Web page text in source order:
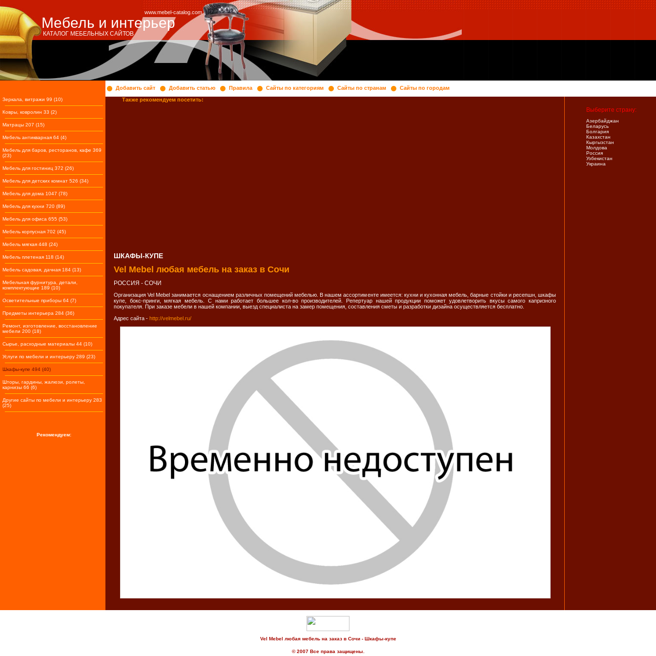
Мебель и интерьер
www.mebel-catalog.com
КАТАЛОГ МЕБЕЛЬНЫХ САЙТОВ
Зеркала, витражи 99 (10)
Ковры, ковролин 33 (2)
Матрацы 207 (15)
Мебель антикварная 64 (4)
Мебель для баров, ресторанов, кафе 369
(23)
Мебель для гостиниц 372 (26)
Мебель для детских комнат 526 (34)
Мебель для дома 1047 (78)
Мебель для кухни 720 (89)
Мебель для офиса 655 (53)
Мебель корпусная 702 (45)
Мебель мягкая 448 (24)
Мебель плетеная 118 (14)
Мебель садовая, дачная 184 (13)
Мебельная фурнитура, детали,
комплектующие 189 (10)
Осветительные приборы 64 (7)
Предметы интерьера 284 (36)
Ремонт, изготовление, восстановление
мебели 200 (18)
Сырье, расходные материалы 44 (10)
Услуги по мебели и интерьеру 289 (23)
Шкафы-купе 494 (40)
Шторы, гардины, жалюзи, ролеты,
карнизы 66 (6)
Другие сайты по мебели и интерьеру 283
(25)
Рекомендуем:
Добавить сайт Добавить статью Правила Сайты по категориям Сайты по странам
Сайты по городам
Также рекомендуем посетить:
ШКАФЫ-КУПЕ
Vel Mebel любая мебель на заказ в Сочи
РОССИЯ - СОЧИ
Организация Vel Mebel занимается оснащением различных помещений мебелью. В нашем ассортименте имеется: кухни и кухонная мебель, барные стойки и ресепшн, шкафы
купе, бокс-принги, мягкая мебель. С нами работает большее кол-во производителей. Репертуар нашей продукции поможет удовлетворить вкусы самого капризного
покупателя. При заказе мебели в нашей компании, выезд специалиста на замер помещения, составления сметы и разработки дизайна осуществляется бесплатно.
Адрес сайта - http://velmebel.ru/
Выберите страну:
Азербайджан
Беларусь
Болгария
Казахстан
Кыргызстан
Молдова
Россия
Узбекистан
Украина
Vel Mebel любая мебель на заказ в Сочи - Шкафы-купе
© 2007 Все права защищены.